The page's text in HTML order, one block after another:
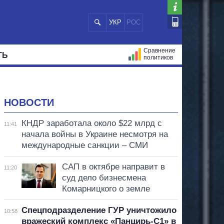
УКР РОС
Сравнение
политиков
НОВОСТИ
11:41
КНДР заработала около $22 млрд с
начала войны в Украине несмотря на
международные санкции – СМИ
11:20
САП в октябре направит в
суд дело бизнесмена
Комарницкого о земле
10:58
Спецподразделение ГУР уничтожило
вражеский комплекс «Панцирь-С1» в